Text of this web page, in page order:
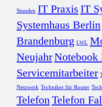
Stunden IT Praxis IT
Systemhaus Berlin
Brandenburg LWL
NeujahrNotebook
Servicemitarbeiter
Netzwerk Techniker für Router
TelefonTelefon